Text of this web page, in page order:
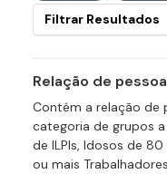
Filtrar Resultados
Relação de
Contém a relação de
categoria de grupos
de ILPIs, Idosos de
ou mais